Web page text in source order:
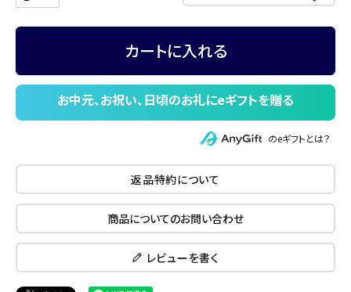
カートに入れる
のeギフトとは？
返品特約について
商品についてのお問い合わせ
レビューを書く